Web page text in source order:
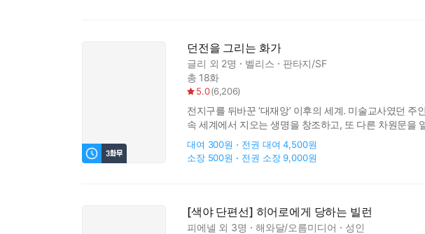
던전을 그리는 화가
글리 외 2명 벨리스
판타지/SF
총 18화
5.0(6,206)
전지구를 뒤바꾼 ‘대재앙’ 이후의 세계. 미술교사였던
속 세계에서 지오는 생명을 창조하고, 또 다른 차원문을
맞닥뜨린 문제를 해결해주고자 한다. 그러나, 차원을
대여 300원 전권 대여 4,500원
소장 500원 전권 소장 9,000원
[색야 단편선] 히어로에게 당하는 빌런
피에넬 외 3명 해와달/오름미디어
성인